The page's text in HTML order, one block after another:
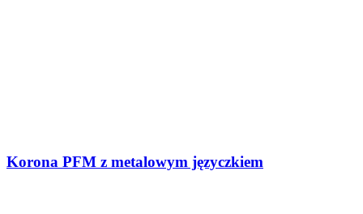
Korona PFM z metalowym języczkiem